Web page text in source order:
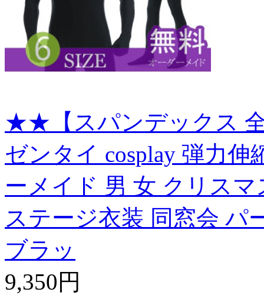
★★【スパンデックス
ゼンタイ cosplay 弾力
ーメイド 男 女 クリス
ステージ衣装 同窓会
ブラッ
9,350円